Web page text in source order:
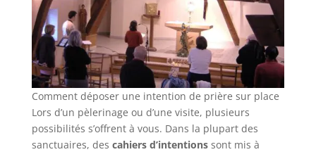
Comment déposer une intention de prière sur place
Lors d’un pèlerinage ou d’une visite, plusieurs
possibilités s’offrent à vous. Dans la plupart des
sanctuaires, des cahiers d’intentionssont mis à